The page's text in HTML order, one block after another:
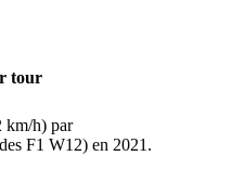
tour
km/h) par
F1 W12) en 2021.